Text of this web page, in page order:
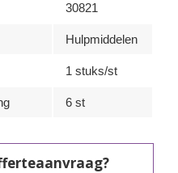
30821
Hulpmiddelen
1 stuks/st
6 st